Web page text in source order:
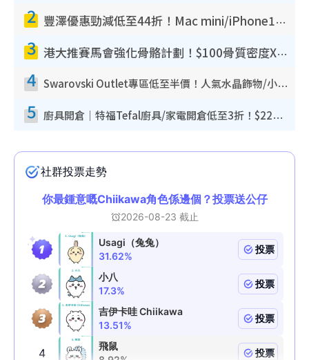
2 豐澤優惠勁減低至44折！Mac mini/iPhone17Pro大減價！廚房家電$220起
3 港大推賽馬會強化骨骼計劃！$100骨質密度X光檢查 完成免費運動訓練送超市禮券！附參加資格
4 Swarovski Outlet專區低至半價！人氣水晶飾物/小擺設$138起！迪士尼款/水晶高跟鞋都有平
5 廚具開倉｜特福Tefal廚具/家電開倉低至3折！$220起買平底鍋/炒鑊/湯煲！電飯煲/吸塵機/燙斗$418起